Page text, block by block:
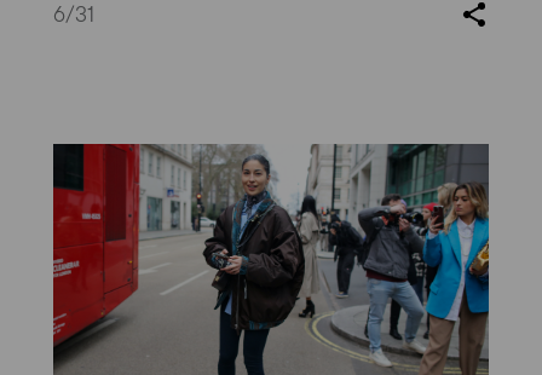
6/31